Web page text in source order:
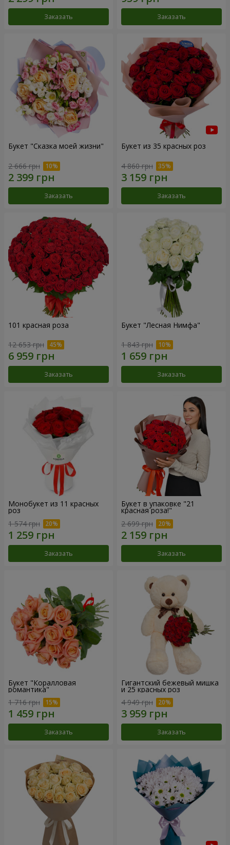
Заказать Заказать
Букет "Сказка моей жизни"
2 666 грн
Заказать
Букет из 35 красных роз
4 860 грн
Заказать
101 красная роза
12 653 грн
Заказать
Букет "Лесная Нимфа"
1 843 грн
Заказать
Монобукет из 11 красных
роз
1 574 грн
Заказать
Букет в упаковке "21
красная роза!"
2 699 грн
Заказать
Букет "Коралловая
романтика"
1 716 грн
Заказать
Гигантский бежевый мишка
и 25 красных роз
4 949 грн
Заказать